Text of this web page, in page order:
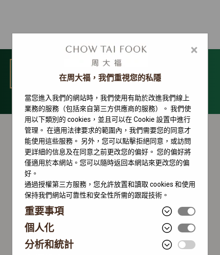
選單
Explorer 系列
×
在周大福，我們重視您的私隱
當您進入我們的網站時，我們使用有助於改進我們線上
業務的服務（包括來自第三方供應商的服務）。 我們使
用以下類別的 cookies，並且可以在 Cookie 設置中進行
管理。 在適用法律要求的範圍內，我們需要您的同意才
能使用這些服務。 另外，您可以點擊拒絕同意，或訪問
更詳細的信息及在同意之前更改您的偏好。 您的偏好將
僅適用於本網站。您可以隨時返回本網站來更改您的偏
好。
通過授權第三方服務，您允許放置和讀取 cookies 和使用
保持我們網站可靠性和安全性所需的跟蹤技術。
重要事項
個人化
分析和統計